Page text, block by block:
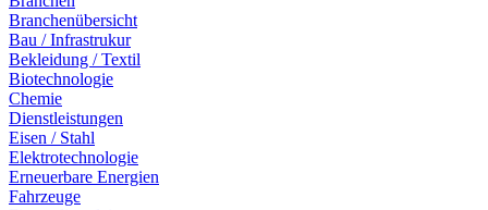
Branchenübersicht
Bau / Infrastrukur
Bekleidung / Textil
Biotechnologie
Chemie
Dienstleistungen
Eisen / Stahl
Elektrotechnologie
Erneuerbare Energien
Fahrzeuge